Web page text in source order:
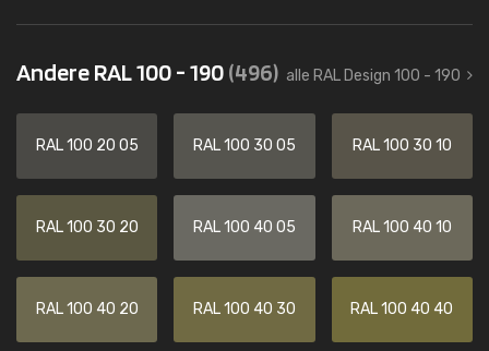
Andere RAL 100 - 190(496) alle RAL Design 100 - 190
RAL 100 20 05 RAL 100 30 05 RAL 100 30 10
RAL 100 30 20 RAL 100 40 05 RAL 100 40 10
RAL 100 40 20 RAL 100 40 30 RAL 100 40 40